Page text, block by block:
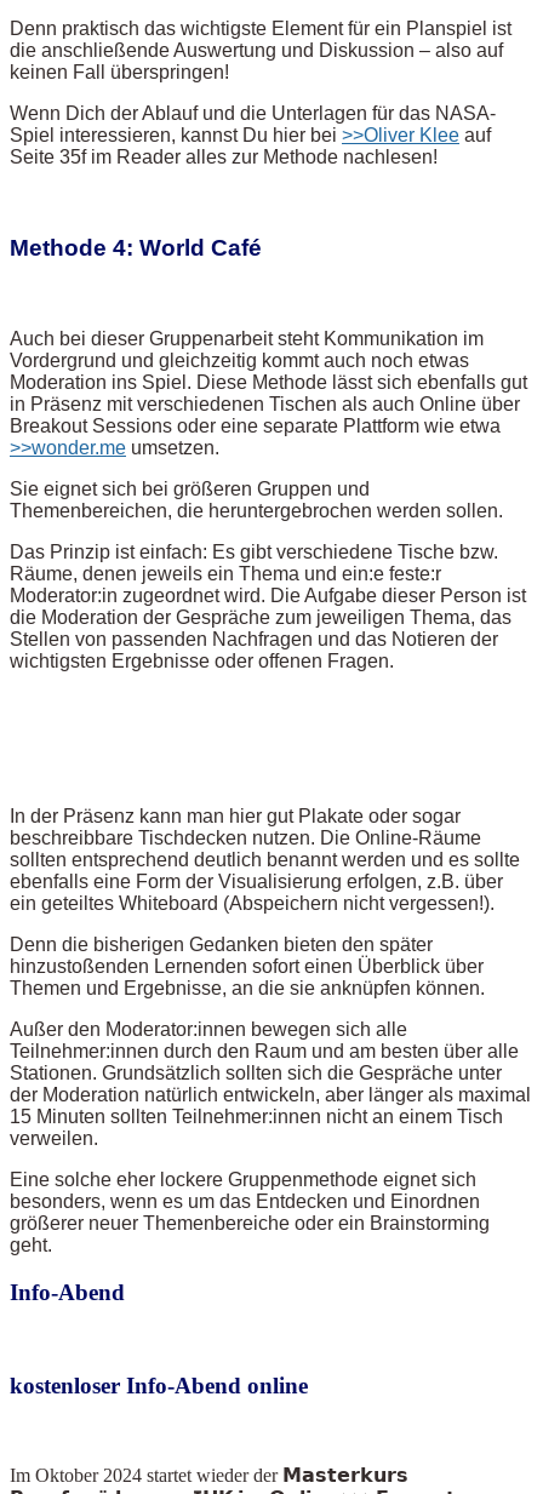
Denn praktisch das wichtigste Element für ein Planspiel ist
die anschließende Auswertung und Diskussion – also auf
keinen Fall überspringen!
Wenn Dich der Ablauf und die Unterlagen für das NASA-
Spiel interessieren, kannst Du hier bei >>Oliver Klee auf
Seite 35f im Reader alles zur Methode nachlesen!
Methode 4: World Café
Auch bei dieser Gruppenarbeit steht Kommunikation im
Vordergrund und gleichzeitig kommt auch noch etwas
Moderation ins Spiel. Diese Methode lässt sich ebenfalls gut
in Präsenz mit verschiedenen Tischen als auch Online über
Breakout Sessions oder eine separate Plattform wie etwa
>>wonder.me umsetzen.
Sie eignet sich bei größeren Gruppen und
Themenbereichen, die heruntergebrochen werden sollen.
Das Prinzip ist einfach: Es gibt verschiedene Tische bzw.
Räume, denen jeweils ein Thema und ein:e feste:r
Moderator:in zugeordnet wird. Die Aufgabe dieser Person ist
die Moderation der Gespräche zum jeweiligen Thema, das
Stellen von passenden Nachfragen und das Notieren der
wichtigsten Ergebnisse oder offenen Fragen.
In der Präsenz kann man hier gut Plakate oder sogar
beschreibbare Tischdecken nutzen. Die Online-Räume
sollten entsprechend deutlich benannt werden und es sollte
ebenfalls eine Form der Visualisierung erfolgen, z.B. über
ein geteiltes Whiteboard (Abspeichern nicht vergessen!).
Denn die bisherigen Gedanken bieten den später
hinzustoßenden Lernenden sofort einen Überblick über
Themen und Ergebnisse, an die sie anknüpfen können.
Außer den Moderator:innen bewegen sich alle
Teilnehmer:innen durch den Raum und am besten über alle
Stationen. Grundsätzlich sollten sich die Gespräche unter
der Moderation natürlich entwickeln, aber länger als maximal
15 Minuten sollten Teilnehmer:innen nicht an einem Tisch
verweilen.
Eine solche eher lockere Gruppenmethode eignet sich
besonders, wenn es um das Entdecken und Einordnen
größerer neuer Themenbereiche oder ein Brainstorming
geht.
Info-Abend
kostenloser Info-Abend online
Im Oktober 2024 startet wieder der 𝗠𝗮𝘀𝘁𝗲𝗿𝗸𝘂𝗿𝘀